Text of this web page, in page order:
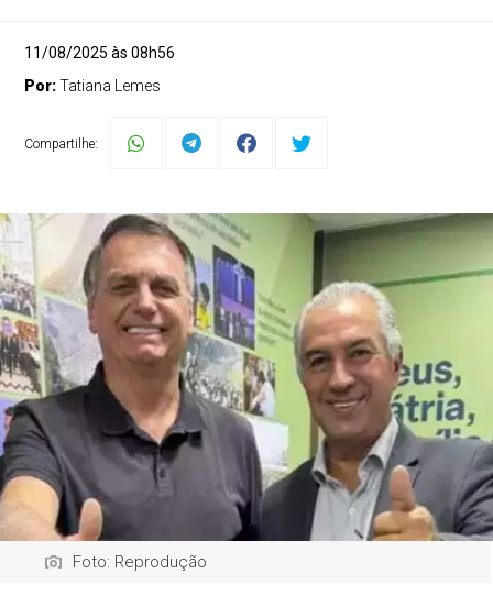
11/08/2025 às 08h56
Por:Tatiana Lemes
Compartilhe:
Foto: Reprodução